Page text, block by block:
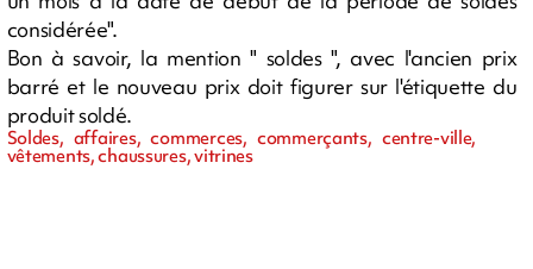
considérée".
Bon à savoir, la mention " soldes ", avec l'ancien prix
barré et le nouveau prix doit figurer sur l'étiquette du
produit soldé.
Soldes, affaires, commerces, commerçants, centre-ville,
vêtements, chaussures, vitrines